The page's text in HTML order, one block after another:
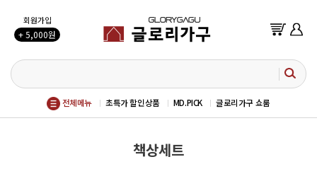
회원가입
+ 5,000원
전체메뉴 초특가 할인상품 MD.PICK 글로리가구 쇼룸
책상세트